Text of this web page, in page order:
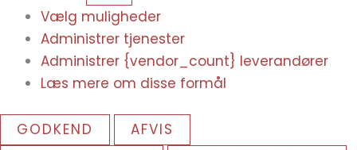
Vælg muligheder
Administrer tjenester
Administrer {vendor_count} leverandører
Læs mere om disse formål
GODKEND
AFVIS